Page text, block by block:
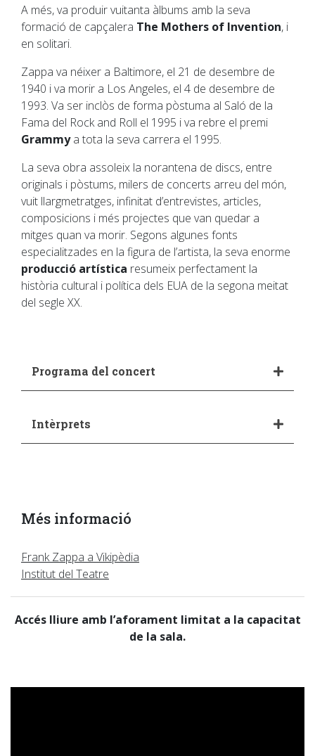
A més, va produir vuitanta àlbums amb la seva
formació de capçalera The Mothers of Invention, i
en solitari.
Zappa va néixer a Baltimore, el 21 de desembre de
1940 i va morir a Los Angeles, el 4 de desembre de
1993. Va ser inclòs de forma pòstuma al Saló de la
Fama del Rock and Roll el 1995 i va rebre el premi
Grammya tota la seva carrera el 1995.
La seva obra assoleix la norantena de discs, entre
originals i pòstums, milers de concerts arreu del món,
vuit llargmetratges, infinitat d’entrevistes, articles,
composicions i més projectes que van quedar a
mitges quan va morir. Segons algunes fonts
especialitzades en la figura de l’artista, la seva enorme
producció artística resumeix perfectament la
història cultural i política dels EUA de la segona meitat
del segle XX.
Programa del concert
Intèrprets
Més informació
Frank Zappa a Vikipèdia
Institut del Teatre
Accés lliure amb l’aforament limitat a la capacitat
de la sala.